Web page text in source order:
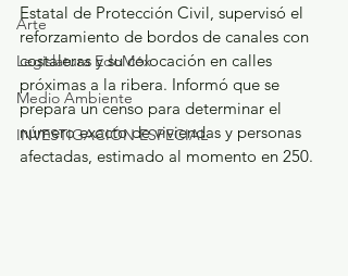
Arte
Legislatura EdoMéx
Medio Ambiente
INVESTIGACIÓN ESPECIAL
Estatal de Protección Civil, supervisó el
reforzamiento de bordos de canales con
costaleras y su colocación en calles
próximas a la ribera. Informó que se
prepara un censo para determinar el
número exacto de viviendas y personas
afectadas, estimado al momento en 250.